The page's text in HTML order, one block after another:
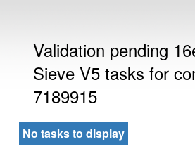
Validation pending
Sieve V5 tasks for
7189915
No tasks to display